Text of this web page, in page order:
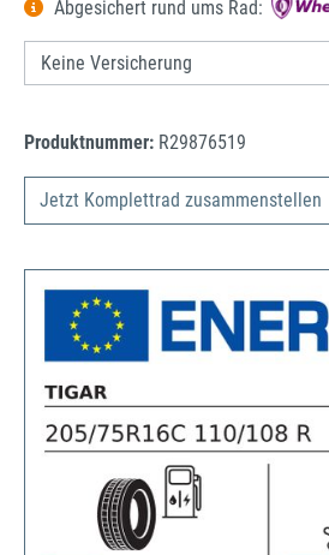
Abgesichert rund ums Rad:
Produktnummer: R29876519
Jetzt Komplettrad zusammenstellen